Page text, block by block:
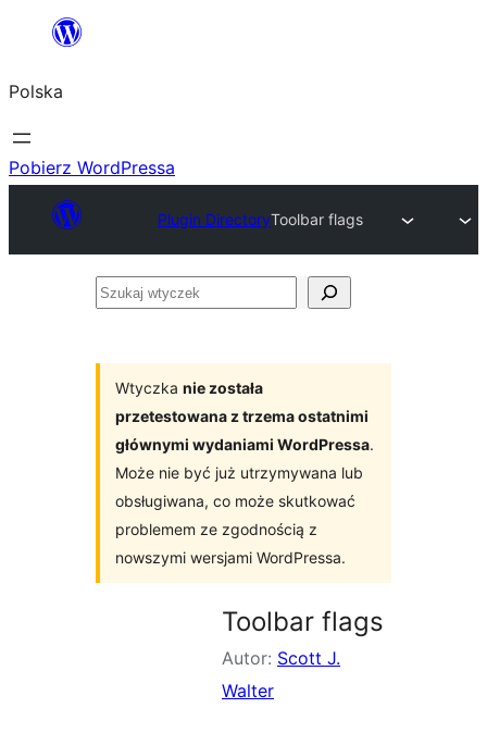
Przejdź
treści
Polska
Pobierz WordPressa
Plugin DirectoryToolbar flags
Szukaj
Wtyczka nie została
przetestowana z trzema ostatnimi
głównymi wydaniami WordPressa.
Może nie być już utrzymywana lub
obsługiwana, co może skutkować
problemem ze zgodnością z
nowszymi wersjami WordPressa.
Toolbar flags
Autor: Scott J.
Walter